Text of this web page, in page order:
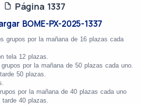
Página 1337
BOME-PX-2025-1337
grupos por la mañana de 16 plazas cada
tela 12 plazas.
por la mañana de 50 plazas cada uno.
50 plazas.
por la mañana de 40 plazas cada uno
40 plazas.